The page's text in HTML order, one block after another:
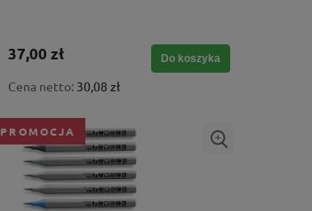
37,00 zł
Cena netto: 30,08 zł
Do koszyka
PROMOCJA